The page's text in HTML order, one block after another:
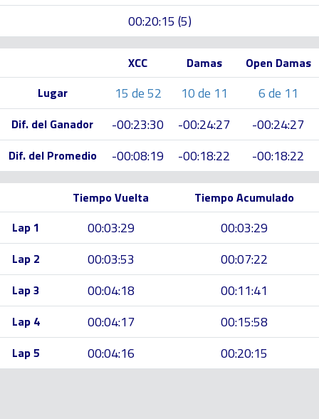
00:20:15 (5)
XCC Damas
Open Damas
Lugar
15 de 52 10 de 11 6 de 11
Dif. del Ganador -00:23:30 -00:24:27 -00:24:27
Dif. del Promedio -00:08:19 -00:18:22 -00:18:22
Tiempo Vuelta
Tiempo Acumulado
Lap 1
00:03:29 00:03:29
Lap 2 00:03:53 00:07:22
Lap 3 00:04:18 00:11:41
Lap 4 00:04:17 00:15:58
Lap 5 00:04:16 00:20:15